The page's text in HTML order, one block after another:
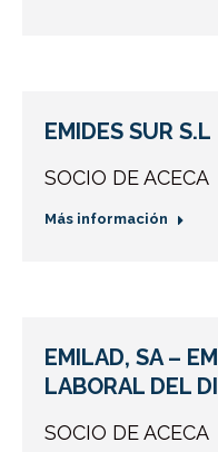
EMIDES SUR S.L
SOCIO DE ACECA
Más información
EMILAD, SA –
LABORAL DEL
SOCIO DE ACECA